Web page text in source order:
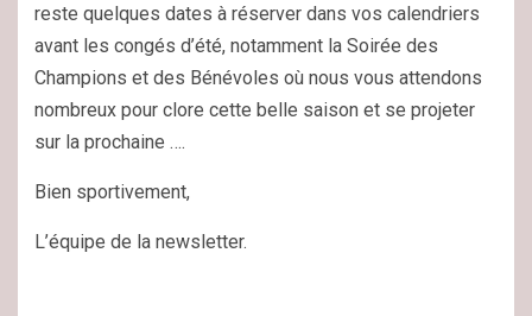
reste quelques dates à réserver dans vos calendriers
avant les congés d’été, notamment la Soirée des
Champions et des Bénévoles où nous vous attendons
nombreux pour clore cette belle saison et se projeter
sur la prochaine ….
Bien sportivement,
L’équipe de la newsletter.